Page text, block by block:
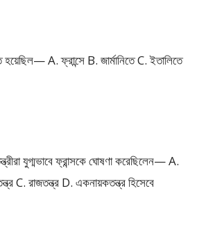
A. ফ্রান্সে B. জার্মানিতে C. ইতালিতে
যুগ্মভাবে ফ্রান্সকে ঘোষণা করেছিলেন— A.
C. রাজতন্ত্র D. একনায়কতন্ত্র হিসেবে